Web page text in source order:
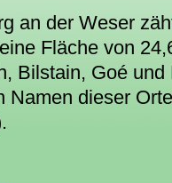
an der Weser
Fläche von
Bilstain, Goé und
Namen dieser